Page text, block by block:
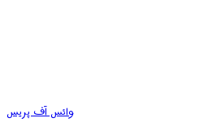
وائس آف پریس